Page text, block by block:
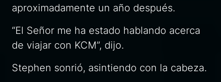
aproximadamente un año después.
“El Señor me ha estado hablando acerca
de viajar con KCM”, dijo.
Stephen sonrió, asintiendo con la cabeza.